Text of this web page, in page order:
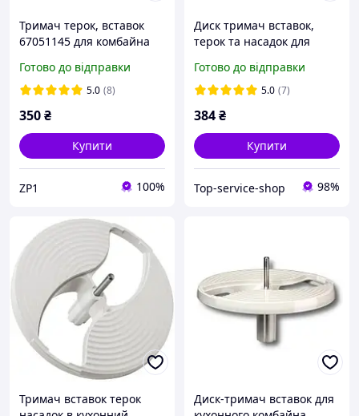
Тримач терок, вставок
67051145 для комбайна
FX3030 FX3010
Готово до відправки
5.0 (8)
350₴
Купити
ZP1 100%
Диск тримач вставок,
терок та насадок для
Braun K 750 K 700 K 650 K
600 (BR67051145) Оріг
Готово до відправки
5.0 (7)
384₴
Купити
Top-service-shop 98%
Тримач вставок терок
Диск-тримач вставок для